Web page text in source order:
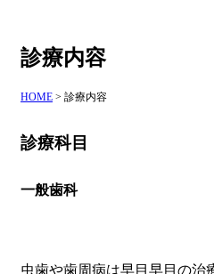
診療内容
HOME > 診療内容
診療科目
一般歯科
虫歯や歯周病は早目早目の治